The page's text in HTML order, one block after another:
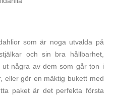
som är noga utvalda på
och sin bra hållbarhet,
ut några av dem som går ton i
eller gör en mäktig bukett med
paket är det perfekta första